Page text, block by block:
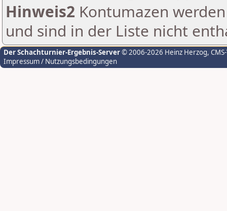
Hinweis2 Kontumazen
und sind in der Liste nicht
Der Schachturnier-Ergebnis-Server© 2006-2026 Heinz Herzog,
Impressum / Nutzungsbedingungen